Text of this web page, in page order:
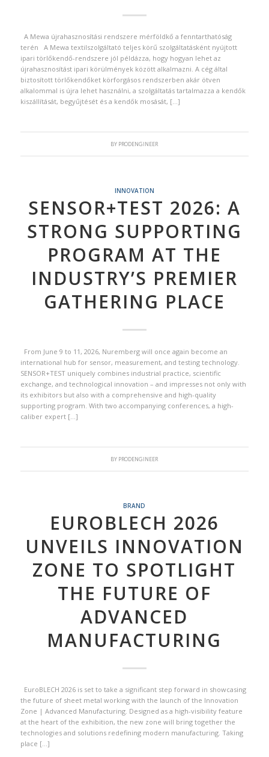
A Mewa újrahasznosítási rendszere mérföldkő a fenntarthatóság
terén A Mewa textilszolgáltató teljes körű szolgáltatásként nyújtott
ipari törlőkendő-rendszere jól példázza, hogy hogyan lehet az
újrahasznosítást ipari körülmények között alkalmazni. A cég által
biztosított törlőkendőket körforgásos rendszerben akár ötven
alkalommal is újra lehet használni, a szolgáltatás tartalmazza a kendők
kiszállítását, begyűjtését és a kendők mosását, […]
BY PRODENGINEER
INNOVATION
SENSOR+TEST 2026: A
STRONG SUPPORTING
PROGRAM AT THE
INDUSTRY’S PREMIER
GATHERING PLACE
From June 9 to 11, 2026, Nuremberg will once again become an
international hub for sensor, measurement, and testing technology.
SENSOR+TEST uniquely combines industrial practice, scientific
exchange, and technological innovation – and impresses not only with
its exhibitors but also with a comprehensive and high-quality
supporting program. With two accompanying conferences, a high-
caliber expert […]
BY PRODENGINEER
BRAND
EUROBLECH 2026
UNVEILS INNOVATION
ZONE TO SPOTLIGHT
THE FUTURE OF
ADVANCED
MANUFACTURING
EuroBLECH 2026 is set to take a significant step forward in showcasing
the future of sheet metal working with the launch of the Innovation
Zone | Advanced Manufacturing. Designed as a high-visibility feature
at the heart of the exhibition, the new zone will bring together the
technologies and solutions redefining modern manufacturing. Taking
place […]